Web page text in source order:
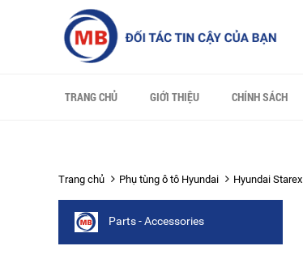
TRANG CHỦ GIỚI THIỆU CHÍNH SÁCH
Trang chủ Phụ tùng ô tô Hyundai Hyundai Starex
Parts - Accessories